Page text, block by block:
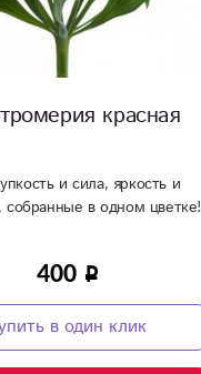
красная
и сила, яркость и
собранные в одном цветке!
400
в один клик